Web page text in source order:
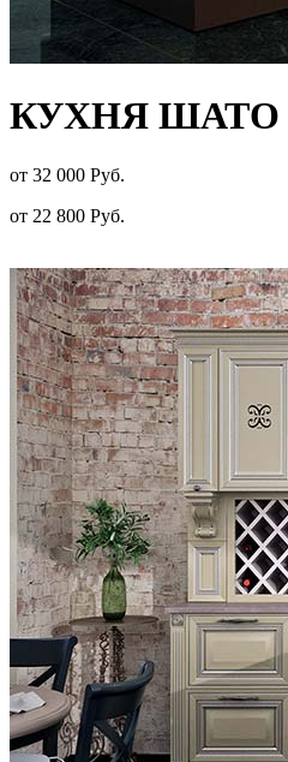
КУХНЯ ШАТО
от 32 000 Руб.
от 22 800 Руб.